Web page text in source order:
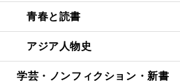
青春と読書
アジア人物史
学芸・ノンフィクション・新書